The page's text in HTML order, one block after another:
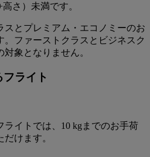
さ）未満です。
スとプレミアム・エコノミーのお
ファーストクラスとビジネスク
象となりません。
ライト
イトでは、10 kgまでのお手荷
けます。